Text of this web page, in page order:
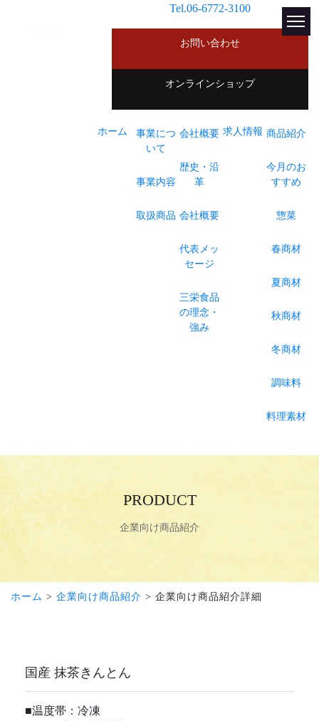
Tel.06-6772-3100
お問い合わせ
オンラインショップ
ホーム
事業につ
いて
事業内容
取扱商品
会社概要
歴史・沿
革
会社概要
代表メッ
セージ
三栄食品
の理念・
強み
求人情報 商品紹介
今月のお
すすめ
惣菜
春商材
夏商材
秋商材
冬商材
調味料
料理素材
PRODUCT
企業向け商品紹介
ホーム > 企業向け商品紹介 > 企業向け商品紹介詳細
国産 抹茶きんとん
■温度帯：冷凍